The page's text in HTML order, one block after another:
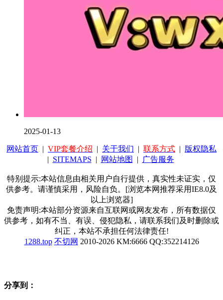
2025-01-13
网站首页 | VIP套餐介绍 | 关于我们 | 联系方式 | 版权隐私
| SITEMAPS | 网站地图 | 广告服务
特别提示:本站信息由相关用户自行提供，真实性未证实，仅
供参考。请谨慎采用，风险自负。[浏览本网推荐采用IE8.0及
以上浏览器]
免责声明:本站部分资源来自互联网或网友发布，所有数据仅
供参考，如有不当、有误、侵犯隐私，请联系我们及时删除或
纠正，本站不承担任何法律责任!
1288.top 不切网 2010-2026 KM:6666 QQ:352214126
分享到：